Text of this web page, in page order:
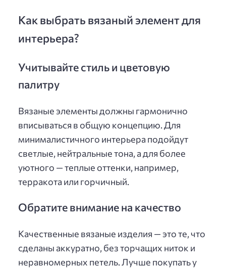
Как выбрать вязаный элемент для
интерьера?
Учитывайте стиль и цветовую
палитру
Вязаные элементы должны гармонично
вписываться в общую концепцию. Для
минималистичного интерьера подойдут
светлые, нейтральные тона, а для более
уютного — теплые оттенки, например,
терракота или горчичный.
Обратите внимание на качество
Качественные вязаные изделия — это те, что
сделаны аккуратно, без торчащих ниток и
неравномерных петель. Лучше покупать у